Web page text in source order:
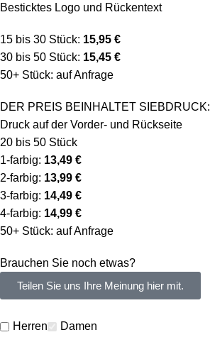
Besticktes Logo und Rückentext
15 bis 30 Stück: 15,95 €
30 bis 50 Stück: 15,45 €
50+ Stück: auf Anfrage
DER PREIS BEINHALTET SIEBDRUCK:
Druck auf der Vorder- und Rückseite
20 bis 50 Stück
1-farbig: 13,49 €
2-farbig: 13,99 €
3-farbig: 14,49 €
4-farbig: 14,99 €
50+ Stück: auf Anfrage
Brauchen Sie noch etwas?
Teilen Sie uns Ihre Meinung hier mit.
Herren Damen